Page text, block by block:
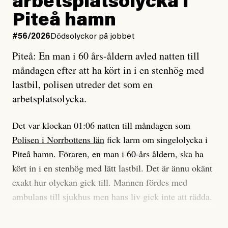
tidning?
Vad är bra journalistik?
Ett försök till korta svar som jag hoppas kan förtydliga
för Kuhn och Sassarinis-McGowan och andra hur jag
som chefredaktör ser på Dagens ETC:s uppdrag och
roll.
Vi skriver för våra läsare som vill bli informerade,
överraskade, bekräftade, utmanade – och som kräver
att vi granskar allt och alla.
Vi är som sagt en röd, grön och oberoende tidning.
Det betyder en annan journalistik än vad du hittar i
enligt uråldrig metod
och lade min sista ungdom
på att laga en gammal bod.
Jag sökte ljuset och meningen,
efter det som var rent, rätt och sant,
och aldrig såg jag det klarare än
när jag ombord på bussen hjälpte en tant.
#23/2026Intervjun
Jesper Lundby: ”Livet i sig
är ganska politiskt”
Piteå hamn
#56/2026 Dödsolyckor på jobbet
Piteå: En man i 60 års-åldern avled natten till
måndagen efter att ha kört in i en stenhög med
lastbil, polisen utreder det som en
arbetsplatsolycka.
Det var klockan 01:06 natten till måndagen som
Polisen i Norrbottens län fick larm om singelolycka i
Piteå hamn. Föraren, en man i 60-års åldern, ska ha
kört in i en stenhög med lätt lastbil. Det är ännu okänt
exakt hur olyckan gick till. Mannen fördes med
ambulans till sjukhus men hans liv gick inte att rädda.